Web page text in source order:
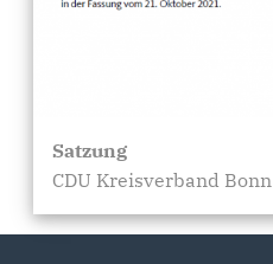
Satzung
CDU Kreisverband Bonn